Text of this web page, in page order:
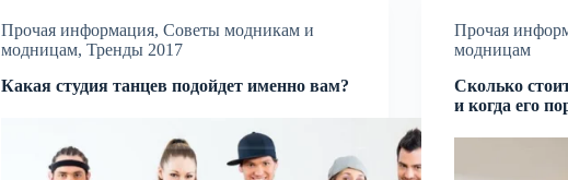
Прочая информация,Советы модникам и
модницам,Тренды 2017
Какая студия танцев подойдет именно вам?
Прочая
модницам
Сколько
и когда его